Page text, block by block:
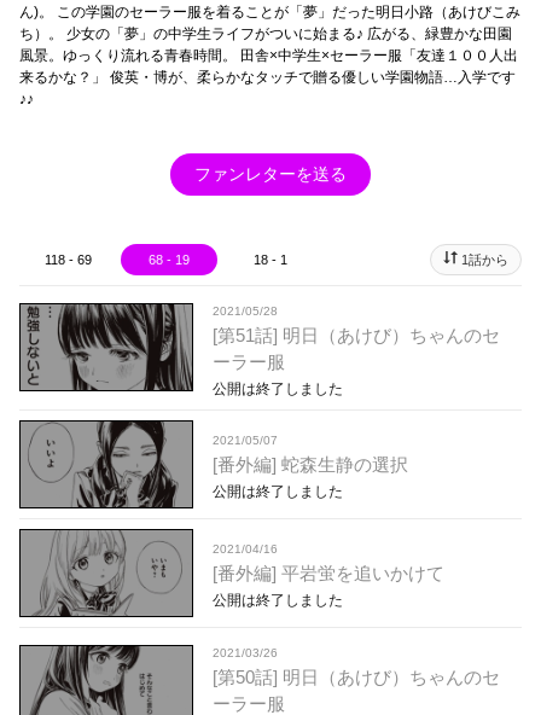
ん)。 この学園のセーラー服を着ることが「夢」だった明日小路（あけびこみ
ち）。 少女の「夢」の中学生ライフがついに始まる♪ 広がる、緑豊かな田園
風景。ゆっくり流れる青春時間。 田舎×中学生×セーラー服「友達１００人出
来るかな？」 俊英・博が、柔らかなタッチで贈る優しい学園物語…入学です
♪♪
ファンレターを送る
118 - 69 68 - 19 18 - 1 1話から
2021/05/28
[第51話] 明日（あけび）ちゃんのセ
ーラー服
公開は終了しました
2021/05/07
[番外編] 蛇森生静の選択
公開は終了しました
2021/04/16
[番外編] 平岩蛍を追いかけて
公開は終了しました
2021/03/26
[第50話] 明日（あけび）ちゃんのセ
ーラー服